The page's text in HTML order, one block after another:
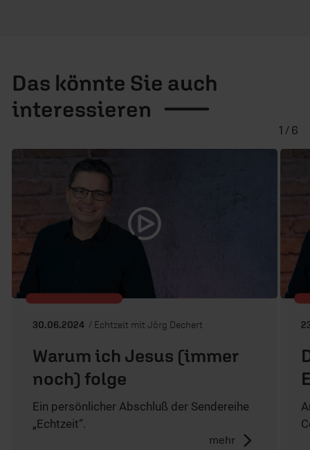
Das könnte Sie auch
interessieren
30.06.2024 / Echtzeit mit Jörg Dechert
Warum ich Jesus (immer
noch) folge
Ein persönlicher Abschluß der Sendereihe
„Echtzeit“.
mehr
1 / 6